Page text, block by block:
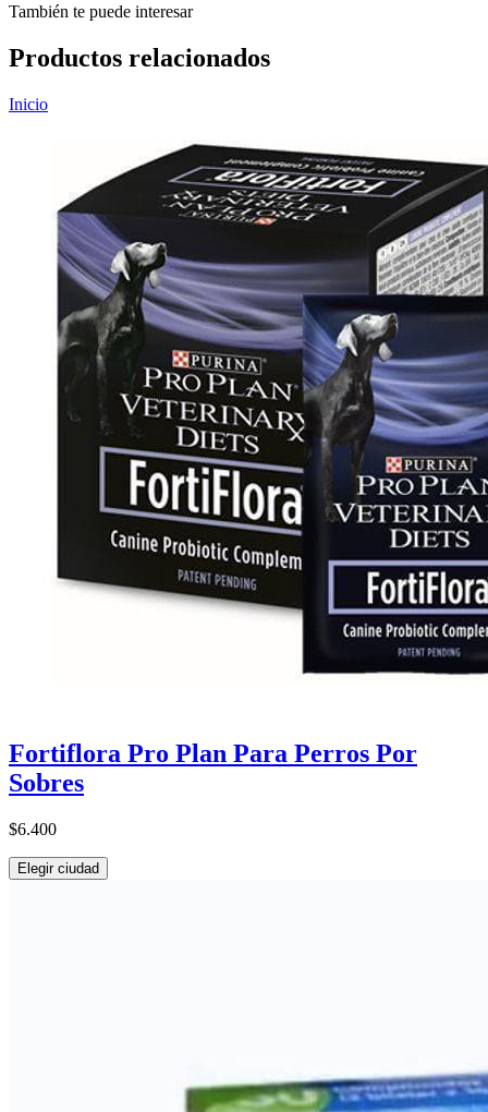
También te puede interesar
Productos relacionados
Inicio
Fortiflora Pro Plan Para Perros Por
Sobres
$6.400
Elegir ciudad